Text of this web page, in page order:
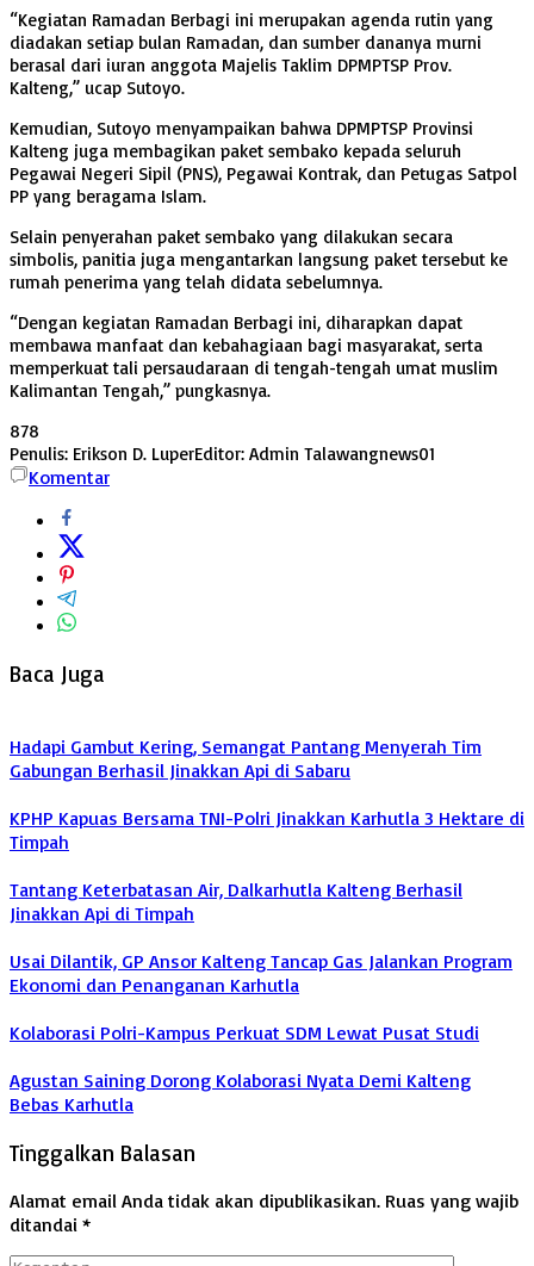
“Kegiatan Ramadan Berbagi ini merupakan agenda rutin yang
diadakan setiap bulan Ramadan, dan sumber dananya murni
berasal dari iuran anggota Majelis Taklim DPMPTSP Prov.
Kalteng,” ucap Sutoyo.
Kemudian, Sutoyo menyampaikan bahwa DPMPTSP Provinsi
Kalteng juga membagikan paket sembako kepada seluruh
Pegawai Negeri Sipil (PNS), Pegawai Kontrak, dan Petugas Satpol
PP yang beragama Islam.
Selain penyerahan paket sembako yang dilakukan secara
simbolis, panitia juga mengantarkan langsung paket tersebut ke
rumah penerima yang telah didata sebelumnya.
“Dengan kegiatan Ramadan Berbagi ini, diharapkan dapat
membawa manfaat dan kebahagiaan bagi masyarakat, serta
memperkuat tali persaudaraan di tengah-tengah umat muslim
Kalimantan Tengah,” pungkasnya.
878
Penulis: Erikson D. LuperEditor: Admin Talawangnews01
Komentar
Baca Juga
Hadapi Gambut Kering, Semangat Pantang Menyerah Tim
Gabungan Berhasil Jinakkan Api di Sabaru
KPHP Kapuas Bersama TNI-Polri Jinakkan Karhutla 3 Hektare di
Timpah
Tantang Keterbatasan Air, Dalkarhutla Kalteng Berhasil
Jinakkan Api di Timpah
Usai Dilantik, GP Ansor Kalteng Tancap Gas Jalankan Program
Ekonomi dan Penanganan Karhutla
Kolaborasi Polri-Kampus Perkuat SDM Lewat Pusat Studi
Agustan Saining Dorong Kolaborasi Nyata Demi Kalteng
Bebas Karhutla
Tinggalkan Balasan
Alamat email Anda tidak akan dipublikasikan. Ruas yang wajib
ditandai *